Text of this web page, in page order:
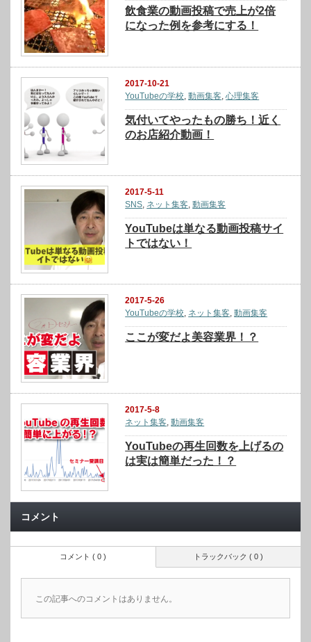
飲食業の動画投稿で売上が2倍
になった例を参考にする！
2017-10-21
YouTubeの学校 ,動画集客 ,心理集客
気付いてやったもの勝ち！近く
のお店紹介動画！
2017-5-11
SNS, ネット集客,動画集客
YouTubeは単なる動画投稿サイ
トではない！
2017-5-26
YouTubeの学校, ネット集客,動画集客
ここが変だよ美容業界！？
2017-5-8
ネット集客,動画集客
YouTubeの再生回数を上げるの
は実は簡単だった！？
コメント
トラックバック ( 0 )
コメント ( 0 )
この記事へのコメントはありません。